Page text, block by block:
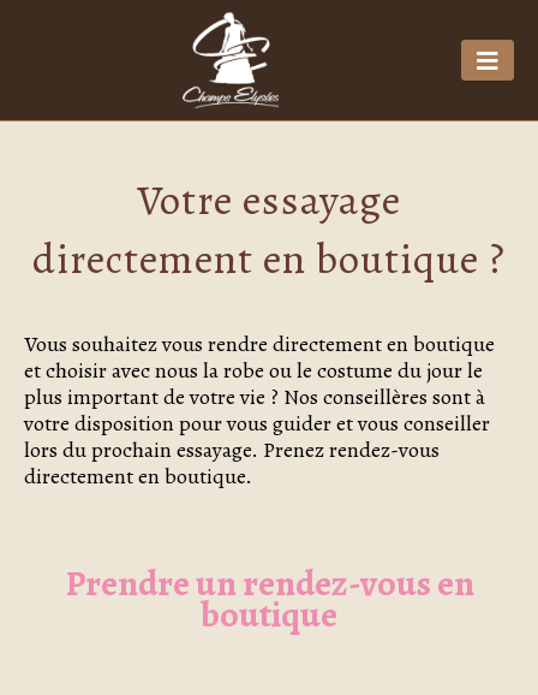
Votre essayage
directement en boutique ?
Vous souhaitez vous rendre directement en boutique
et choisir avec nous la robe ou le costume du jour le
plus important de votre vie ? Nos conseillères sont à
votre disposition pour vous guider et vous conseiller
lors du prochain essayage. Prenez rendez-vous
directement en boutique.
Prendre un rendez-vous en
boutique